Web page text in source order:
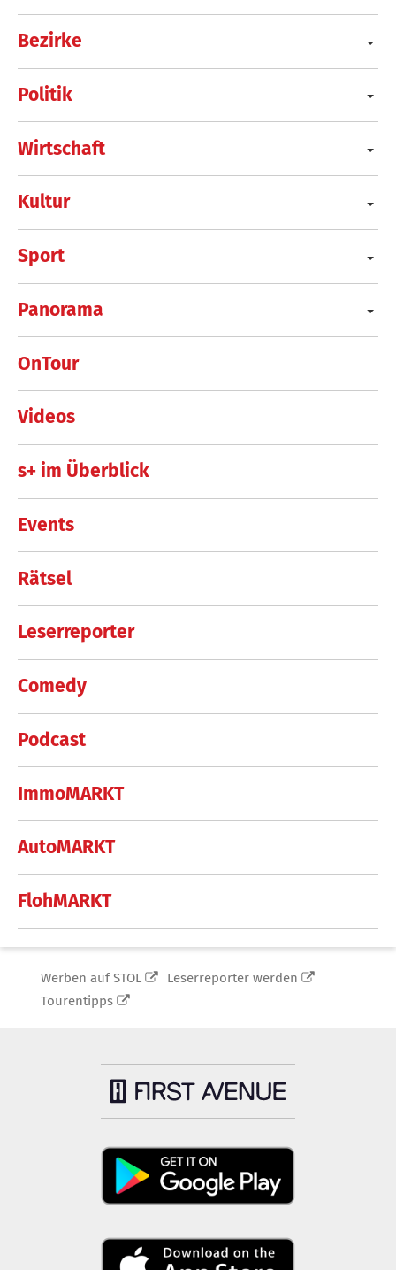
Bezirke
Politik
Wirtschaft
Kultur
Sport
Panorama
OnTour
Videos
s+ im Überblick
Events
Rätsel
Leserreporter
Comedy
Podcast
ImmoMARKT
AutoMARKT
FlohMARKT
Werben auf STOL
Leserreporter werden
Tourentipps